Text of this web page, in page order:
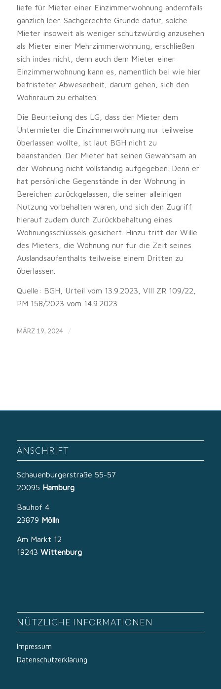
liefe für Mieter einer Einzimmerwohnung andernfalls
gänzlich leer. Sachgerechte Gründe dafür, solche
Mieter insoweit als weniger schutzwürdig anzusehen
als Mieter einer Mehrzimmerwohnung, erschließen
sich indes nicht, denn auch dem Mieter einer
Einzimmerwohnung kann es, namentlich bei wie hier
befristeter Abwesenheit, darum gehen, sich den
Wohnraum zu erhalten.
Die Beurteilung des LG, dass der Mieter dem
Untermieter die Einzimmerwohnung nur teilweise
überlassen wollte, ist laut BGH nicht zu
beanstanden. Der Mieter hat seinen Gewahrsam an
der Wohnung nicht vollständig aufgegeben. Denn er
hat persönliche Gegenstände in der Wohnung in
Bereichen zurückgelassen, die seiner alleinigen
Nutzung vorbehalten waren, und sich den Zugriff
hierauf zudem durch Zurückbehaltung eines
Wohnungsschlüssels gesichert. Hinzu tritt der Wille
des Mieters, die Wohnung nur für die Zeit seines
Auslandsaufenthalts teilweise einem Dritten zu
überlassen.
Quelle: BGH, Urteil vom 13.9.2023, VIII ZR 109/22,
PM 158/2023 vom 14.9.2023
MÄRZ 19, 2024 /
ANSCHRIFT
Schauenburgerstraße 55-57
20095 Hamburg
Bauhof 4
23879 Mölln
Am Markt 12
19243 Wittenburg
NÜTZLICHE INFORMATIONEN
Impressum
Datenschutzerklärung